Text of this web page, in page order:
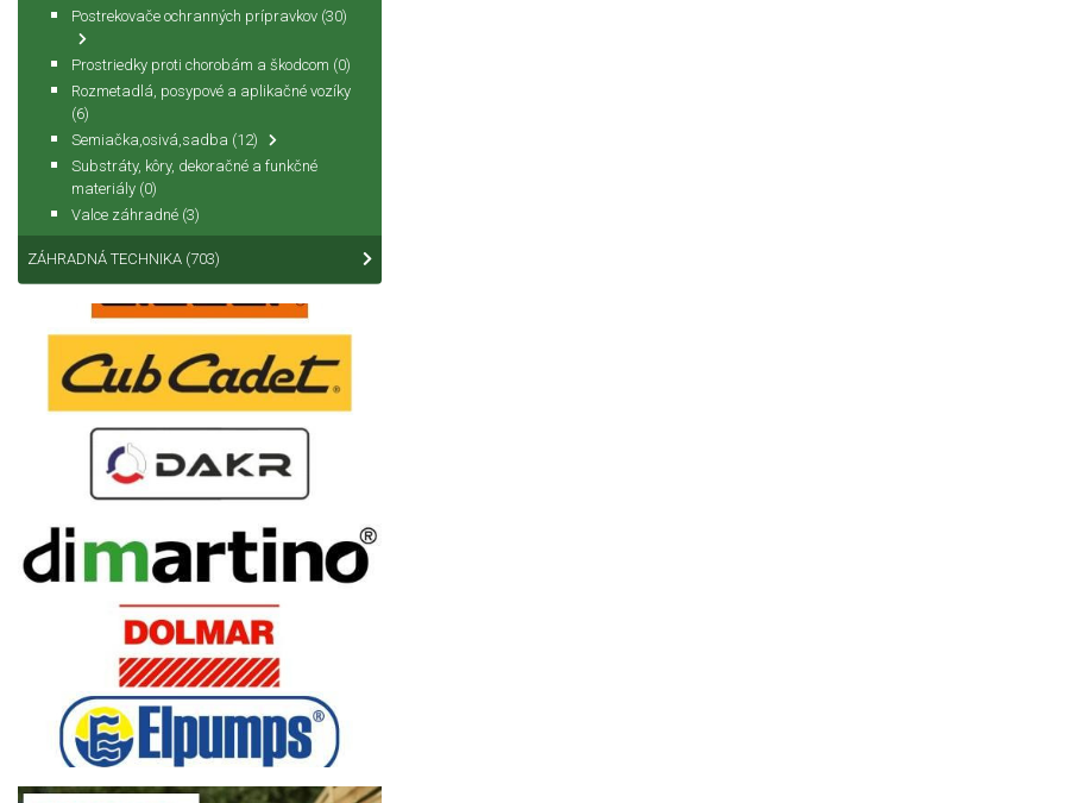
Postrekovače ochranných prípravkov (30)
Prostriedky proti chorobám a škodcom (0)
Rozmetadlá, posypové a aplikačné vozíky
(6)
Semiačka,osivá,sadba (12)
Substráty, kôry, dekoračné a funkčné
materiály (0)
Valce záhradné (3)
ZÁHRADNÁ TECHNIKA (703)